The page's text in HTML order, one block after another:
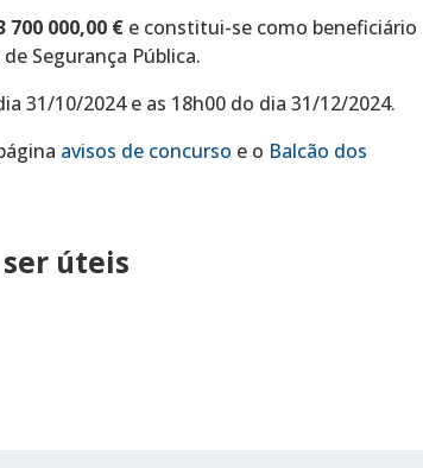
000,00 € e constitui-se como beneficiário
Segurança Pública.
31/10/2024 e as 18h00 do dia 31/12/2024.
avisos de concurso e o Balcão dos
úteis